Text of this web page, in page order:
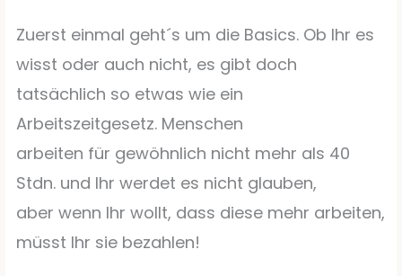
Zuerst einmal geht´s um die Basics. Ob Ihr es
wisst oder auch nicht, es gibt doch
tatsächlich so etwas wie ein
Arbeitszeitgesetz. Menschen
arbeiten für gewöhnlich nicht mehr als 40
Stdn. und Ihr werdet es nicht glauben,
aber wenn Ihr wollt, dass diese mehr arbeiten,
müsst Ihr sie bezahlen!